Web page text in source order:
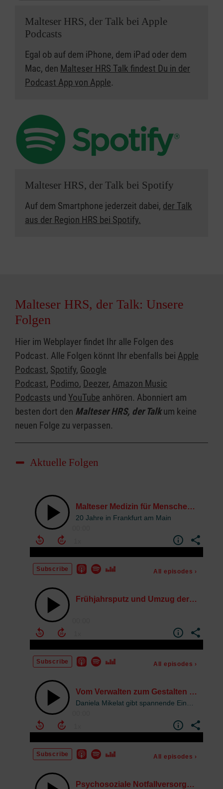
Malteser HRS, der Talk bei Apple
Podcasts
Egal ob auf dem iPhone, dem iPad oder dem
Mac, den Malteser HRS Talk findest Du in der
Podcast App von Apple.
Malteser HRS, der Talk bei Spotify
Auf dem Smartphone jederzeit dabei, der Talk
aus der Region HRS bei Spotify.
Malteser HRS, der Talk: Unsere
Folgen
Hier im Webplayer findet Ihr alle Folgen des
Podcast. Alle Folgen könnt Ihr ebenfalls bei Apple
Podcast, Spotify, Google
Podcast, Podimo, Deezer, Amazon Music
Podcasts und YouTube anhören. Abonniert am
besten dort den Malteser HRS, der Talkum keine
neuen Folge zu verpassen.
Aktuelle Folgen